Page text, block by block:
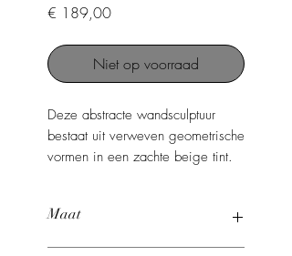
€ 189,00Prijs
Niet op voorraad
Deze abstracte wandsculptuur
bestaat uit verweven geometrische
vormen in een zachte beige tint.
luxe uitstraling. Een stijlvol
Maat